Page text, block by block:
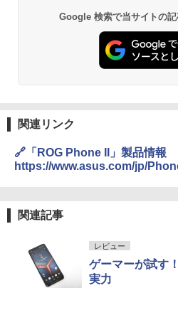
Google 検索で当サイトの
関連リンク
🔗「ROG Phone II」製品情報
https://www.asus.com/jp/
関連記事
レビュー
ゲーマーが試す
実力